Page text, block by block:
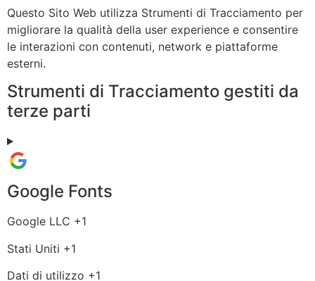
Questo Sito Web utilizza Strumenti di Tracciamento per
migliorare la qualità della user experience e consentire
le interazioni con contenuti, network e piattaforme
esterni.
Strumenti di Tracciamento gestiti da
terze parti
Google Fonts
Azienda:
Google LLC +1
Luogo
Stati Uniti +1
Dati
Dati di utilizzo +1